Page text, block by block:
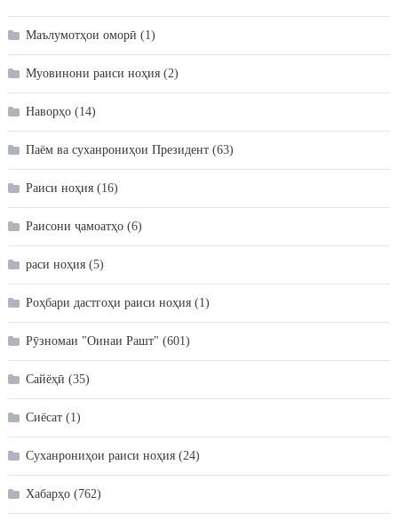
Маълумотҳои оморӣ (1)
Муовинони раиси ноҳия(2)
Наворҳо(14)
Паём ва суханрониҳои Президент(63)
Раиси ноҳия(16)
Раисони ҷамоатҳо(6)
раси ноҳия(5)
Роҳбари дастгоҳи раиси ноҳия(1)
Рӯзномаи "Оинаи Рашт" (601)
Сайёҳӣ (35)
Сиёсат(1)
Суханрониҳои раиси ноҳия(24)
Хабарҳо(762)